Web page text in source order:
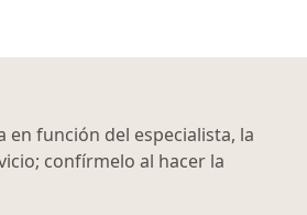
en función del especialista, la
confírmelo al hacer la